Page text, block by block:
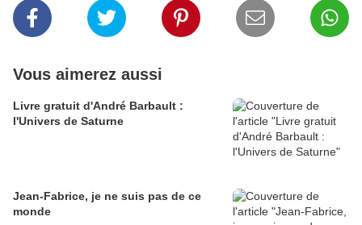
Vous aimerez aussi
Livre gratuit d'André Barbault :
l'Univers de Saturne
Jean-Fabrice, je ne suis pas de ce
monde